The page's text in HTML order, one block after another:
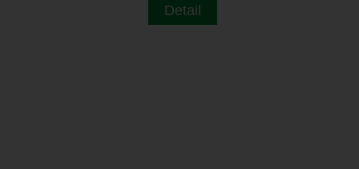
Detail